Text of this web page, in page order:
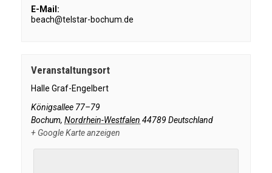
E-Mail:
beach@telstar-bochum.de
Veranstaltungsort
Halle Graf-Engelbert
Königsallee 77–79
Bochum, Nordrhein-Westfalen 44789 Deutschland
+ Google Karte anzeigen